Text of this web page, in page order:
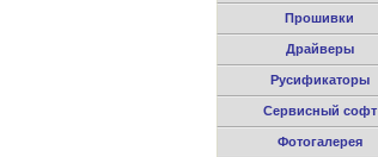
Прошивки
Драйверы
Русификаторы
Сервисный софт
Фотогалерея